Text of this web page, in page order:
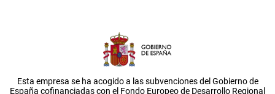
Esta empresa se ha acogido a las subvenciones del Gobierno de
España cofinanciadas con el Fondo Europeo de Desarrollo Regional